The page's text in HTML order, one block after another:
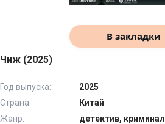
В закладки
Чиж (2025)
Год выпуска:
2025
Страна:
Китай
Жанр:
детектив, криминал